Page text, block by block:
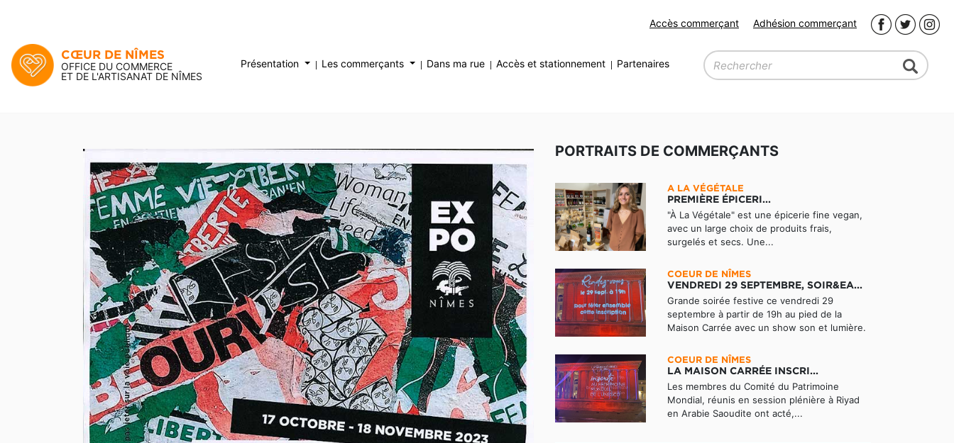
Accès commerçant Adhésion commerçant
CŒUR DE NÎMES
OFFICE DU COMMERCE
ET DE L'ARTISANAT DE NÎMES
Présentation Les commerçants Dans ma rue Accès et stationnement Partenaires
PORTRAITS DE COMMERÇANTS
A LA VÉGÉTALE
PREMIÈRE ÉPICERI...
"À La Végétale" est une épicerie fine vegan,
avec un large choix de produits frais,
surgelés et secs. Une...
COEUR DE NÎMES
VENDREDI 29 SEPTEMBRE, SOIR&EA...
Grande soirée festive ce vendredi 29
septembre à partir de 19h au pied de la
Maison Carrée avec un show son et lumière.
COEUR DE NÎMES
LA MAISON CARRÉE INSCRI...
Les membres du Comité du Patrimoine
Mondial, réunis en session plénière à Riyad
en Arabie Saoudite ont acté,...